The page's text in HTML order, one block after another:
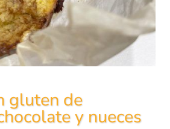
gluten de
y nueces